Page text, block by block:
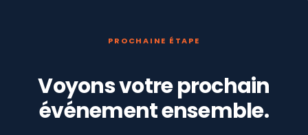
PROCHAINE ÉTAPE
Voyons votre prochain
événement ensemble.